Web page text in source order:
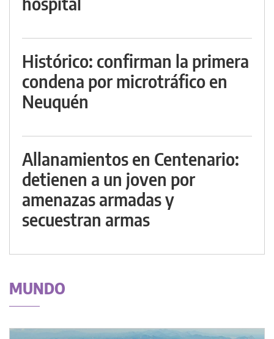
Histórico: confirman la primera
condena por microtráfico en
Neuquén
Allanamientos en Centenario:
detienen a un joven por
amenazas armadas y
secuestran armas
MUNDO